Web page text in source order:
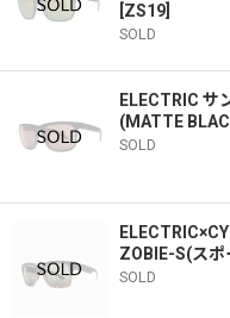
ZS19
SOLD
ELECTRIC サ
(MATTE
SOLD
ZOBIE-S(ス
SOLD